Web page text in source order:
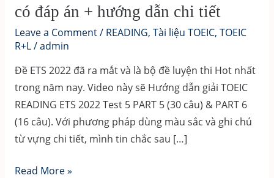
có đáp án + hướng dẫn chi tiết
Leave a Comment/ READING, Tài liệu TOEIC, TOEIC
R+L/admin
Đề ETS 2022 đã ra mắt và là bộ đề luyện thi Hot nhất
trong năm nay. Video này sẽ Hướng dẫn giải TOEIC
READING ETS 2022 Test 5 PART 5 (30 câu) & PART 6
(16 câu). Với phương pháp dùng màu sắc và ghi chú
từ vựng chi tiết, mình tin chắc sau […]
Giải
Read More »